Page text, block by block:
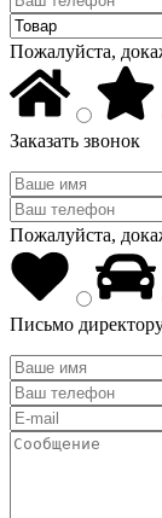
Пожалуйста,
Заказать звонок
Пожалуйста,
Письмо